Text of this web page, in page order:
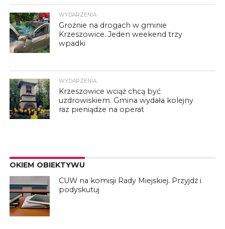
WYDARZENIA
Groźnie na drogach w gminie
Krzeszowice. Jeden weekend trzy
wpadki
WYDARZENIA
Krzeszowice wciąż chcą być
uzdrowiskiem. Gmina wydała kolejny
raz pieniądze na operat
OKIEM OBIEKTYWU
CUW na komisji Rady Miejskiej. Przyjdź i
podyskutuj